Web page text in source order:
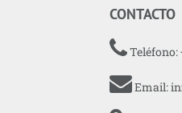
CONTACTO
Teléfono:
Email: